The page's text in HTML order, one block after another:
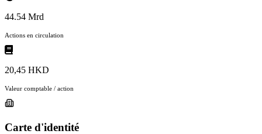
44.54 Mrd
Actions en circulation
20,45 HKD
Valeur comptable / action
Carte d'identité